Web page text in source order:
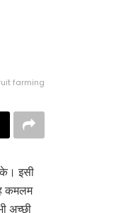
farming
इसी
कमलम
अच्छी